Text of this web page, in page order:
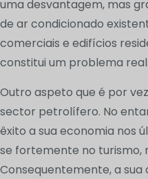
uma desvantagem, mas
de ar condicionado
comerciais e edifícios
constitui um problema real.
Outro aspeto que é por
sector petrolífero. No
êxito a sua economia nos
se fortemente no turismo,
Consequentemente, a